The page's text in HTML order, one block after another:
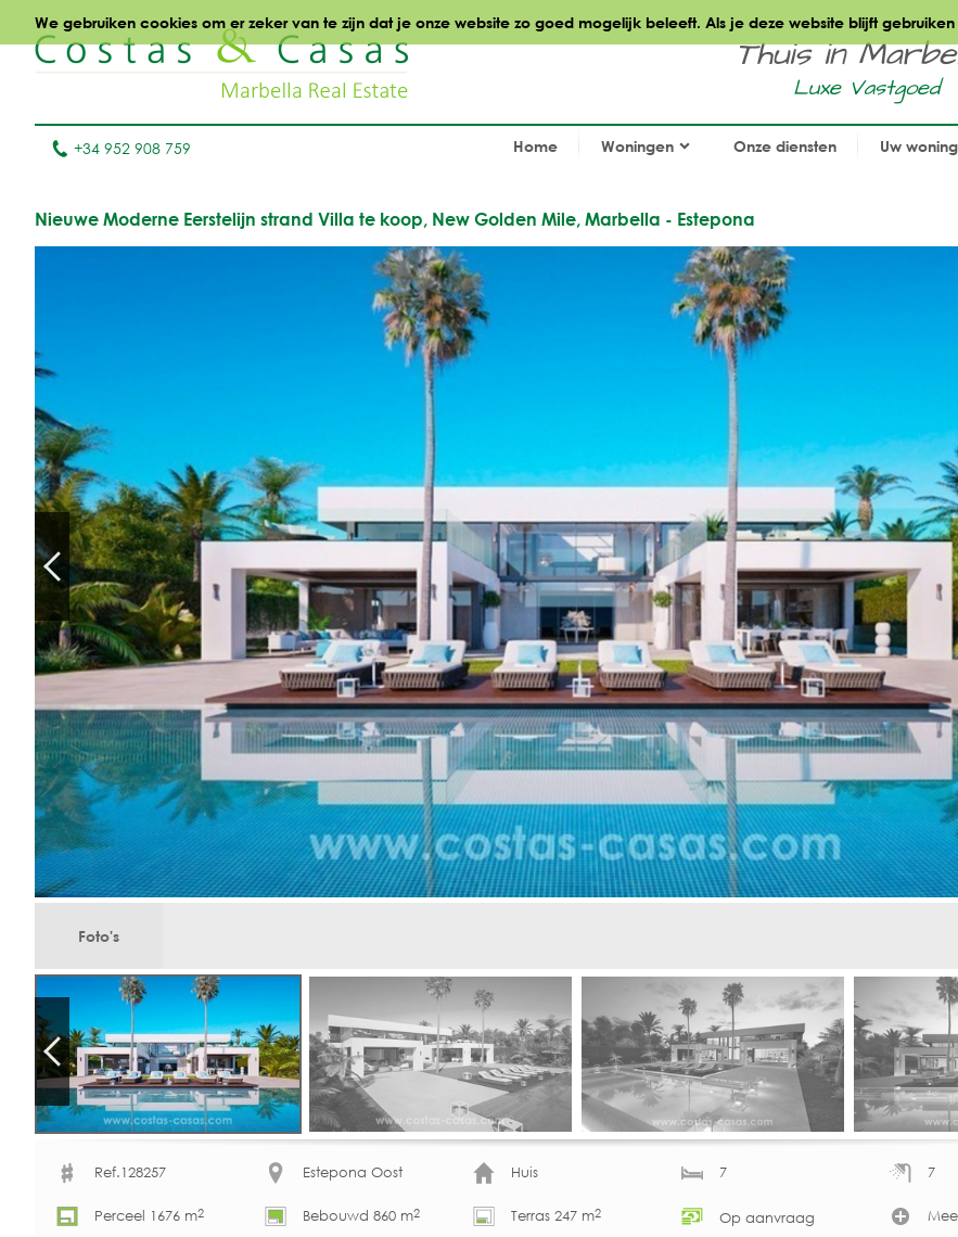
We gebruiken cookies om er zeker van te zijn dat je onze website zo goed mogelijk beleeft. Als je deze website blijft
Thuis in
Luxe Vastgoed
+34 952 908 759 Home Woningen Onze diensten Uw
Nieuwe Moderne Eerstelijn strand Villa te koop, New Golden Mile, Marbella - Estepona
Foto's
Ref.128257 Estepona Oost Huis 7 7
Perceel 1676 m2 Bebouwd 860 m2 Terras 247 m2 Op aanvraag